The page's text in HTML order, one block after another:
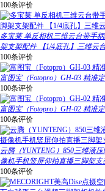
100条评价
多宝莱 单反相机三维云台带手
架支架配件 【1/4底孔】三维云
100条评价
富图宝（Fotopro）GH-03 精准
100条评价
富图宝（Fotopro）GH-02 精准
100条评价
云腾（YUNTENG）850三维液
像机手机竖屏仰拍直播三脚架支
100条评价